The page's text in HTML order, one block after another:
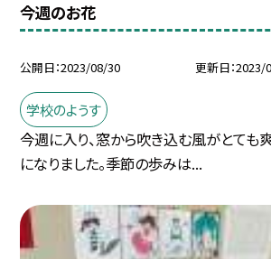
今週のお花
公開日 2023/08/30 更新日 2023/
学校のようす
今週に入り、窓から吹き込む風がとても
になりました。季節の歩みは...